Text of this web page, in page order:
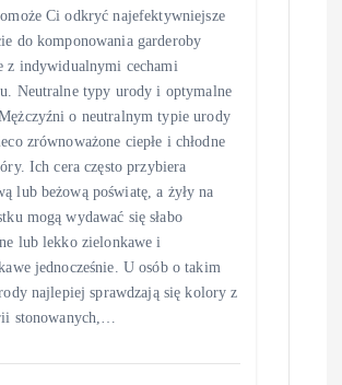
Ci odkryć najefektywniejsze
do komponowania garderoby
z indywidualnymi cechami
Neutralne typy urody i optymalne
o neutralnym typie urody
zrównoważone ciepłe i chłodne
Ich cera często przybiera
lub beżową poświatę, a żyły na
mogą wydawać się słabo
lub lekko zielonkawe i
jednocześnie. U osób o takim
najlepiej sprawdzają się kolory z
stonowanych,…